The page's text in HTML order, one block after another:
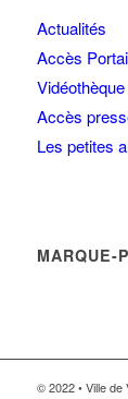
Actualités
Accès
Vidéothèque
Accès
Les petites
MARQUE-
© 2022 • Ville de